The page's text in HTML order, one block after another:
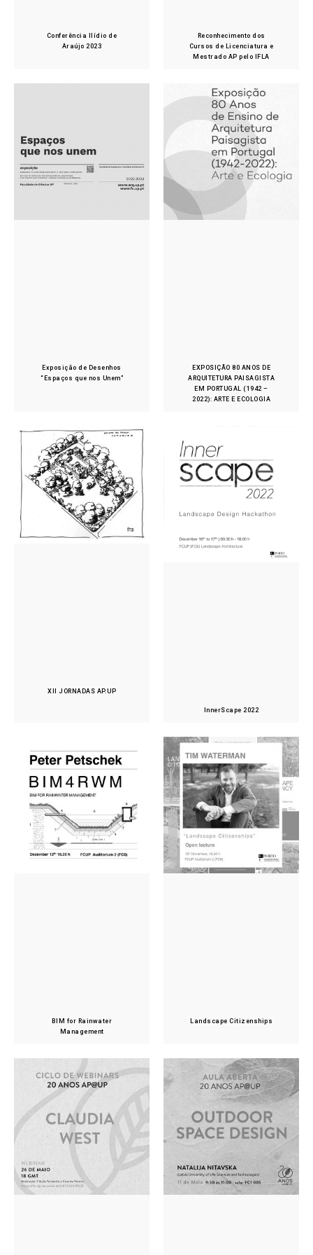
Conferência Ilídio de
Araújo 2023
Reconhecimento dos
Cursos de Licenciatura e
Mestrado AP pelo IFLA
Exposição de Desenhos
“Espaços que nos Unem”
EXPOSIÇÃO 80 ANOS DE
ARQUITETURA PAISAGISTA
EM PORTUGAL (1942 –
2022): ARTE E ECOLOGIA
XII JORNADAS AP.UP
InnerScape 2022
BIM for Rainwater
Management
Landscape Citizenships